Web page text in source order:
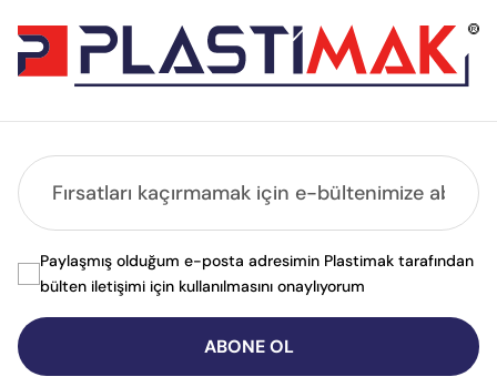
ABONE OL
Paylaşmış olduğum e-posta adresimin Plastimak tarafından
bülten iletişimi için kullanılmasını onaylıyorum